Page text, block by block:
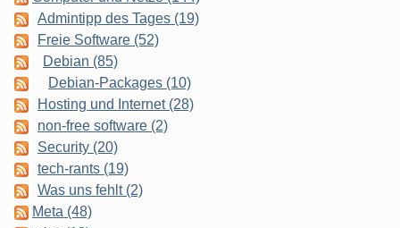
Admintipp des Tages (19)
Freie Software (52)
Debian (85)
Debian-Packages (10)
Hosting und Internet (28)
non-free software (2)
Security (20)
tech-rants (19)
Was uns fehlt (2)
Meta (48)